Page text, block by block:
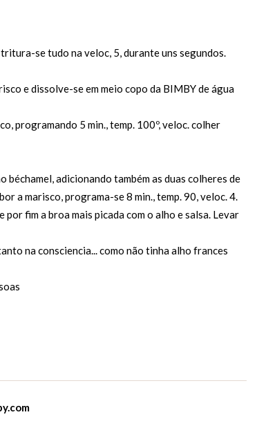
se tudo na veloc, 5, durante uns segundos.
e dissolve-se em meio copo da BIMBY de água
programando 5 min., temp. 100º, veloc. colher
adicionando também as duas colheres de
a marisco, programa-se 8 min., temp. 90, veloc. 4.
fim a broa mais picada com o alho e salsa. Levar
na consciencia... como não tinha alho frances